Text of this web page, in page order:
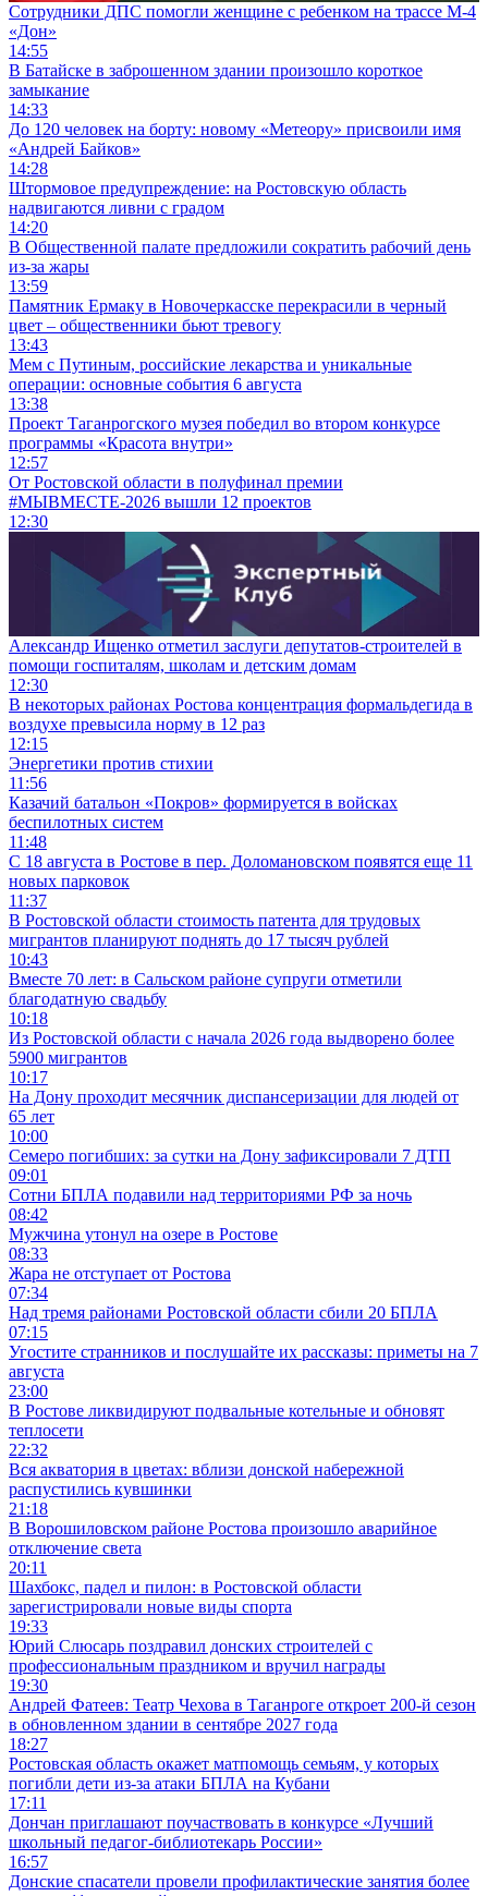
Сотрудники ДПС помогли женщине с ребенком на трассе М-4
«Дон»
14:55
В Батайске в заброшенном здании произошло короткое
замыкание
14:33
До 120 человек на борту: новому «Метеору» присвоили имя
«Андрей Байков»
14:28
Штормовое предупреждение: на Ростовскую область
надвигаются ливни с градом
14:20
В Общественной палате предложили сократить рабочий день
из-за жары
13:59
Памятник Ермаку в Новочеркасске перекрасили в черный
цвет – общественники бьют тревогу
13:43
Мем с Путиным, российские лекарства и уникальные
операции: основные события 6 августа
13:38
Проект Таганрогского музея победил во втором конкурсе
программы «Красота внутри»
12:57
От Ростовской области в полуфинал премии
#МЫВМЕСТЕ-2026 вышли 12 проектов
12:30
Александр Ищенко отметил заслуги депутатов-строителей в
помощи госпиталям, школам и детским домам
12:30
В некоторых районах Ростова концентрация формальдегида в
воздухе превысила норму в 12 раз
12:15
Энергетики против стихии
11:56
Казачий батальон «Покров» формируется в войсках
беспилотных систем
11:48
С 18 августа в Ростове в пер. Доломановском появятся еще 11
новых парковок
11:37
В Ростовской области стоимость патента для трудовых
мигрантов планируют поднять до 17 тысяч рублей
10:43
Вместе 70 лет: в Сальском районе супруги отметили
благодатную свадьбу
10:18
Из Ростовской области с начала 2026 года выдворено более
5900 мигрантов
10:17
На Дону проходит месячник диспансеризации для людей от
65 лет
10:00
Семеро погибших: за сутки на Дону зафиксировали 7 ДТП
09:01
Сотни БПЛА подавили над территориями РФ за ночь
08:42
Мужчина утонул на озере в Ростове
08:33
Жара не отступает от Ростова
07:34
Над тремя районами Ростовской области сбили 20 БПЛА
07:15
Угостите странников и послушайте их рассказы: приметы на 7
августа
23:00
В Ростове ликвидируют подвальные котельные и обновят
теплосети
22:32
Вся акватория в цветах: вблизи донской набережной
распустились кувшинки
21:18
В Ворошиловском районе Ростова произошло аварийное
отключение света
20:11
Шахбокс, падел и пилон: в Ростовской области
зарегистрировали новые виды спорта
19:33
Юрий Слюсарь поздравил донских строителей с
профессиональным праздником и вручил награды
19:30
Андрей Фатеев: Театр Чехова в Таганроге откроет 200-й сезон
в обновленном здании в сентябре 2027 года
18:27
Ростовская область окажет матпомощь семьям, у которых
погибли дети из-за атаки БПЛА на Кубани
17:11
Дончан приглашают поучаствовать в конкурсе «Лучший
школьный педагог-библиотекарь России»
16:57
Донские спасатели провели профилактические занятия более